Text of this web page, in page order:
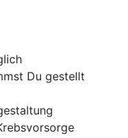
Du gestellt